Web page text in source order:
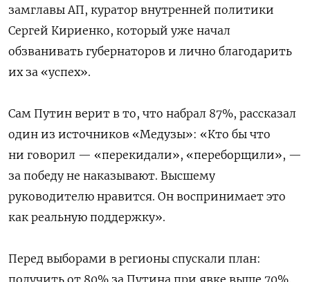
замглавы АП, куратор внутренней политики
Сергей Кириенко, который уже начал
обзванивать губернаторов и лично благодарить
их за «успех».
Сам Путин верит в то, что набрал 87%, рассказал
один из источников «Медузы»: «Кто бы что
ни говорил — «перекидали», «переборщили», —
за победу не наказывают. Высшему
руководителю нравится. Он воспринимает это
как реальную поддержку».
Перед выборами в регионы спускали план:
получить от 80% за Путина при явке выше 70%.